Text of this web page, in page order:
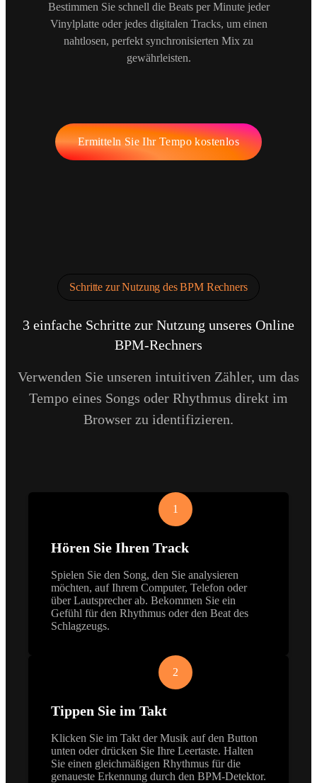
Bestimmen Sie schnell die Beats per Minute jeder
Vinylplatte oder jedes digitalen Tracks, um einen
nahtlosen, perfekt synchronisierten Mix zu
gewährleisten.
Ermitteln Sie Ihr Tempo kostenlos
Schritte zur Nutzung des BPM Rechners
3 einfache Schritte zur Nutzung unseres Online
BPM-Rechners
Verwenden Sie unseren intuitiven Zähler, um das
Tempo eines Songs oder Rhythmus direkt im
Browser zu identifizieren.
1
Hören Sie Ihren Track
Spielen Sie den Song, den Sie analysieren
möchten, auf Ihrem Computer, Telefon oder
über Lautsprecher ab. Bekommen Sie ein
Gefühl für den Rhythmus oder den Beat des
Schlagzeugs.
2
Tippen Sie im Takt
Klicken Sie im Takt der Musik auf den Button
unten oder drücken Sie Ihre Leertaste. Halten
Sie einen gleichmäßigen Rhythmus für die
genaueste Erkennung durch den BPM-Detektor.